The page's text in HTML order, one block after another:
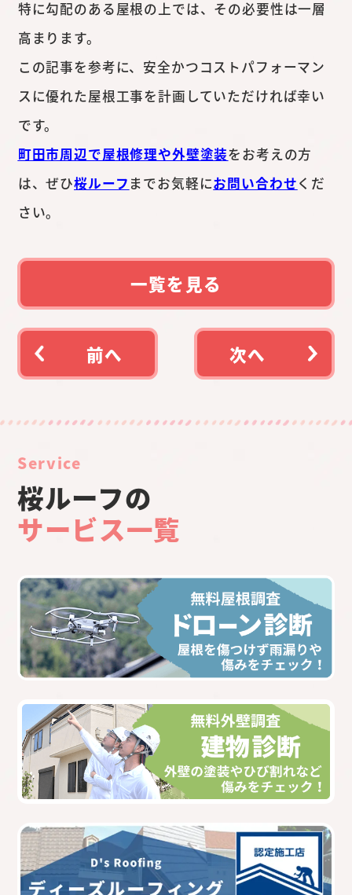
特に勾配のある屋根の上では、その必要性は一層
高まります。
この記事を参考に、安全かつコストパフォーマン
スに優れた屋根工事を計画していただければ幸い
です。
町田市周辺で屋根修理や外壁塗装をお考えの方
は、ぜひ桜ルーフ までお気軽にお問い合わせくだ
さい。
前へ
一覧を見る
次へ
Service
桜ルーフの
サービス一覧